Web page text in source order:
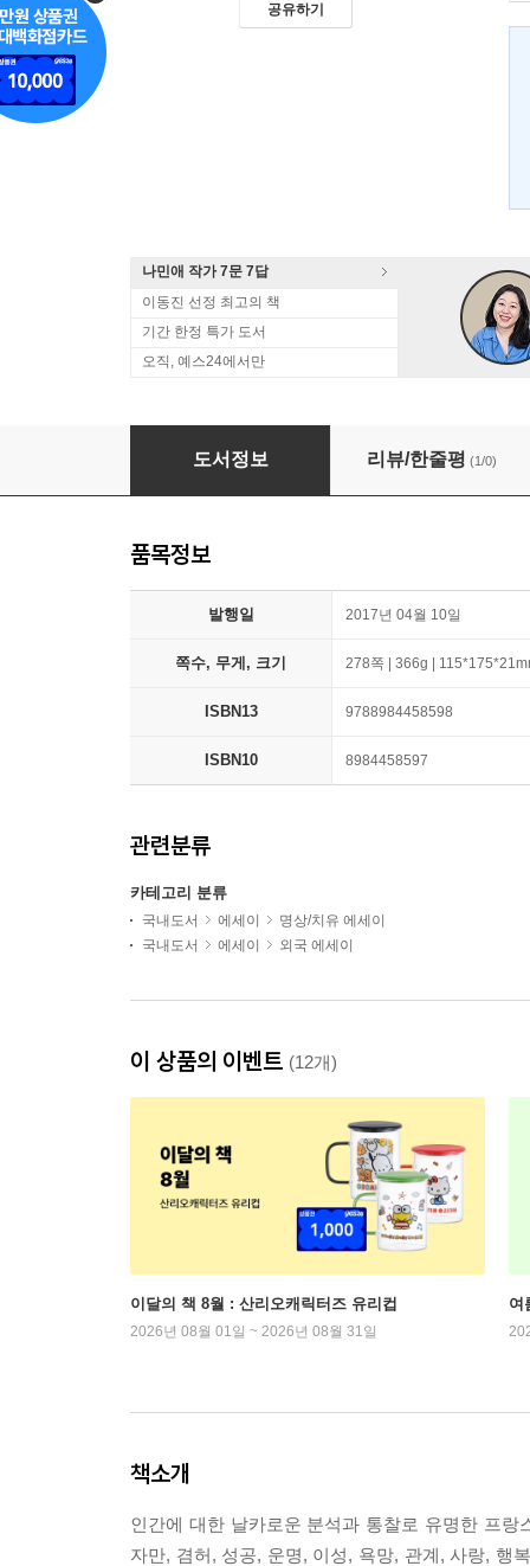
공유하기
나민애 작가 7문 7답
이동진 선정 최고의 책
기간 한정 특가 도서
오직, 예스24에서만
지혜의 서
도서정보 리뷰/한줄평 (1/0)
품목정보
발행일 2017년 04월 10일
쪽수, 무게, 크기 278쪽 | 366g |
ISBN13 9788984458598
ISBN10 8984458597
관련분류
카테고리 분류
국내도서 에세이
명상/치유 에세이
국내도서
에세이 외국 에세이
이 상품의 이벤트 (12개)
이달의 책 8월 : 산리오캐릭터즈 유리컵
2026년 08월 01일 ~ 2026년 08월 31일
여
책소개
인간에 대한 날카로운 분석과 통찰로 유명한 프
자만, 겸허, 성공, 운명, 이성, 욕망, 관계, 사랑, 행